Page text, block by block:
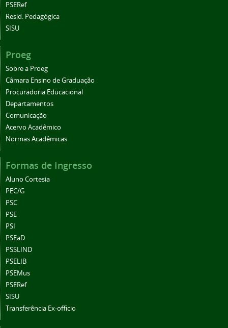
PSERef
Resid. Pedagógica
SISU
Proeg
Sobre a Proeg
Câmara Ensino de Graduação
Procuradoria Educacional
Departamentos
Comunicação
Acervo Acadêmico
Normas Acadêmicas
Formas de Ingresso
Aluno Cortesia
PEC/G
PSC
PSE
PSI
PSEaD
PSSLIND
PSELIB
PSEMus
PSERef
SISU
Transferência Ex-officio